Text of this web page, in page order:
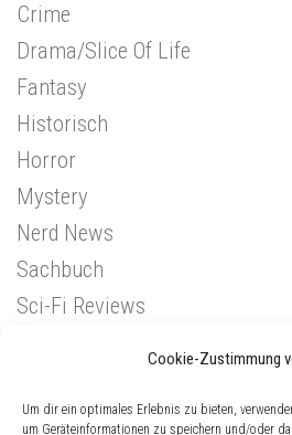
Cookie-Zustimmung
Um dir ein optimales Erlebnis zu bieten,
um Geräteinformationen zu speichern und/oder
Crime
Drama/Slice Of Life
Fantasy
Historisch
Horror
Mystery
Nerd News
Sachbuch
Sci-Fi Reviews